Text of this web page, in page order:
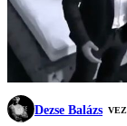
Dezse Balázs